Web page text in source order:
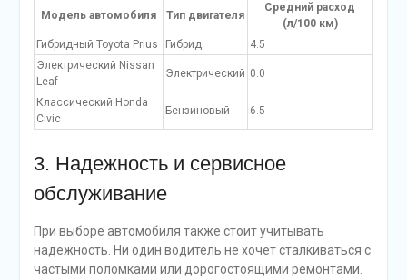
Модель автомобиля Тип двигателя
Средний расход
(л/100 км)
Гибридный Toyota Prius
Гибрид
4.5
Электрический Nissan
Leaf
Электрический 0.0
Классический Honda
Civic
Бензиновый 6.5
3. Надежность и сервисное
обслуживание
При выборе автомобиля также стоит учитывать
надежность. Ни один водитель не хочет сталкиваться с
частыми поломками или дорогостоящими ремонтами.